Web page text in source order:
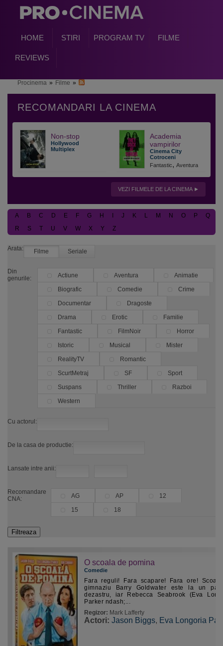
HOME STIRI PROGRAM TV FILME
REVIEWS
Procinema » Filme »
Non-stop
Hollywood
Multiplex
Academia
vampirilor
Cinema City
Cotroceni
Fantastic, Aventura
VEZI FILMELE DE LA CINEMA
A B C D E F G H J K L M N O P
Q
R
S T U V W X Y Z
Arata: Filme Seriale
Din
genurile:
Actiune Aventura
Animatie
Biografic
Comedie
Crime
Documentar
Dragoste
Drama
Erotic
Familie
Fantastic
FilmNoir
Horror
Istoric
Musical
Mister
RealityTV
Romantic
ScurtMetraj
SF
Sport
Suspans
Thriller
Razboi
Western
Cu actorul:
De la casa de productie:
Lansate intre anii:
Recomandare
CNA:
AG AP
12
15
18
O scoala de pomina
Comedie
Fara reguli! Fara scapare! Fara ore!
gimnaziu Barry Goldwater este la un
dezastru, iar Rebecca Seabrook (Eva
Parker ndash;...
Regizor: Mark Lafferty
Actori: Jason Biggs, Eva Longoria